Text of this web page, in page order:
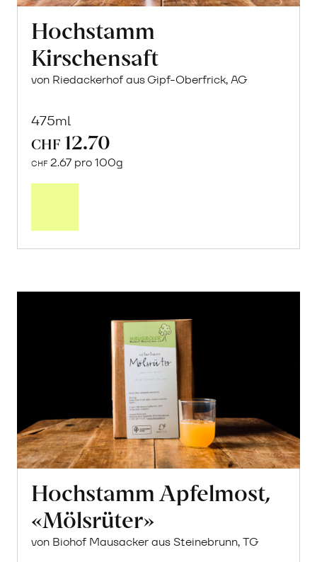
Hochstamm
Kirschensaft
von Riedackerhof aus Gipf-Oberfrick, AG
475ml
CHF 12.70
CHF 2.67 pro 100g
Hochstamm Apfelmost,
«Mölsrüter»
von Biohof Mausacker aus Steinebrunn, TG